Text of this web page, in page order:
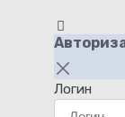
Логин